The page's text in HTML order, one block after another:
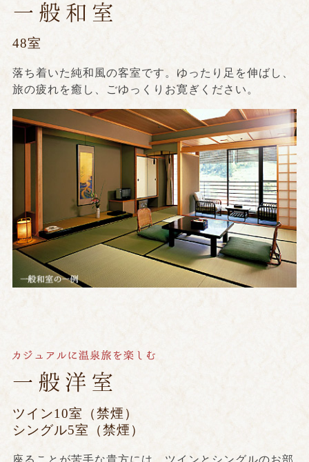
48室
落ち着いた純和風の客室です。ゆったり足を伸ばし、
旅の疲れを癒し、ごゆっくりお寛ぎください。
ツイン10室（禁煙）
シングル5室（禁煙）